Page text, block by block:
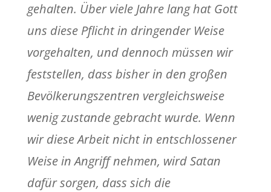
gehalten. Über viele Jahre lang hat Gott
uns diese Pflicht in dringender Weise
vorgehalten, und dennoch müssen wir
feststellen, dass bisher in den großen
Bevölkerungszentren vergleichsweise
wenig zustande gebracht wurde. Wenn
wir diese Arbeit nicht in entschlossener
Weise in Angriff nehmen, wird Satan
dafür sorgen, dass sich die